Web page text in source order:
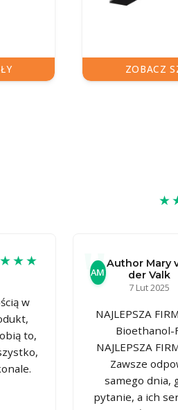
ZOBACZ
w
to,
AM
Author Mary
der Valk
7 Lut 2025
NAJLEPSZA
Bioethanol-
NAJLEPSZA
Zawsze
samego dnia,
pytanie, a ich